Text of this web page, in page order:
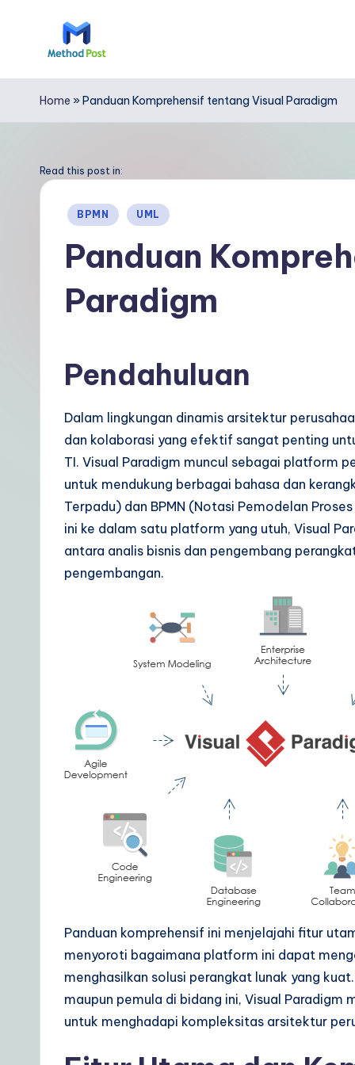
M
e
h
In
si
G
ui
Home » Panduan Komprehensif tentang Visual Paradigm
Read this post in:
Posted
BPMN UML
Panduan
Paradigm
Pendahuluan
Dalam lingkungan dinamis arsitektur
dan kolaborasi yang efektif sangat penting
TI. Visual Paradigm muncul sebagai platform
untuk mendukung berbagai bahasa dan
Terpadu) dan BPMN (Notasi Pemodelan
ini ke dalam satu platform yang utuh, Visual
antara analis bisnis dan pengembang
pengembangan.
Panduan komprehensif ini menjelajahi fitur
menyoroti bagaimana platform ini dapat
menghasilkan solusi perangkat lunak yang
maupun pemula di bidang ini, Visual Paradigm
untuk menghadapi kompleksitas arsitektur